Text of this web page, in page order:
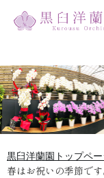
黒臼洋蘭園トップペー
春はお祝いの季節です